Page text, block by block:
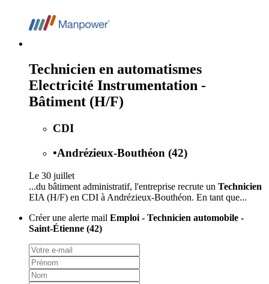
Technicien en automatismes
Electricité Instrumentation -
Bâtiment (H/F)
CDI
•Andrézieux-Bouthéon (42)
Le 30 juillet
...du bâtiment administratif, l'entreprise recrute un Technicien
EIA (H/F) en CDI à Andrézieux-Bouthéon. En tant que...
Créer une alerte mail Emploi - Technicien automobile -
Saint-Étienne (42)